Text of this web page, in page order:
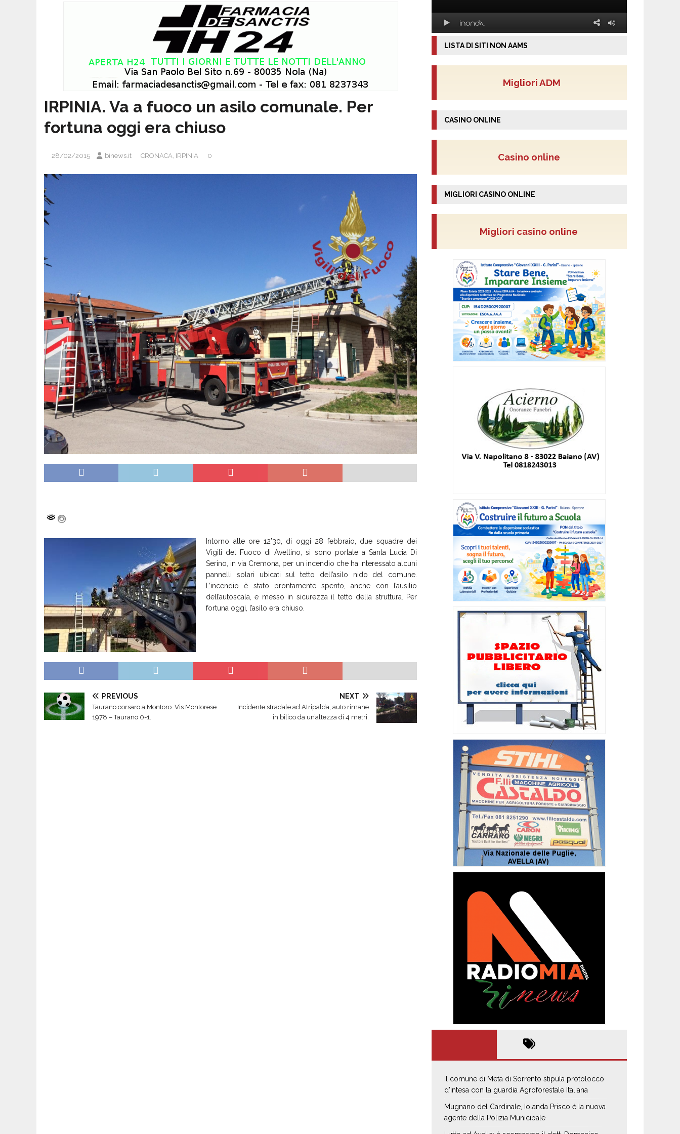
IRPINIA. Va a fuoco un asilo comunale. Per
fortuna oggi era chiuso
28/02/2015 binews.it CRONACA, IRPINIA 0
Intorno alle ore 12’30, di oggi 28 febbraio, due squadre dei
Vigili del Fuoco di Avellino, si sono portate a Santa Lucia Di
Serino, in via Cremona, per un incendio che ha interessato alcuni
pannelli solari ubicati sul tetto dell’asilo nido del comune.
L’incendio è stato prontamente spento, anche con l’ausilio
dell’autoscala, e messo in sicurezza il tetto della struttura. Per
fortuna oggi, l’asilo era chiuso.
PREVIOUS
Taurano corsaro a Montoro. Vis Montorese
1978 – Taurano 0-1.
NEXT
Incidente stradale ad Atripalda, auto rimane
in bilico da un’altezza di 4 metri.
LISTA DI SITI NON AAMS
Migliori ADM
CASINO ONLINE
Casino online
MIGLIORI CASINO ONLINE
Migliori casino online
Il comune di Meta di Sorrento stipula protolocco
d’intesa con la guardia Agroforestale Italiana
Mugnano del Cardinale, Iolanda Prisco è la nuova
agente della Polizia Municipale